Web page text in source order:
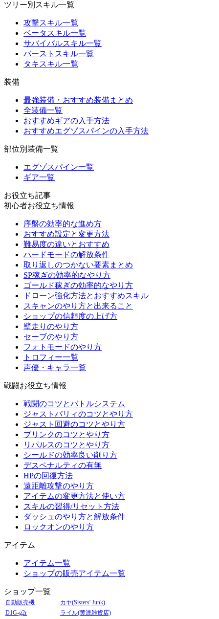
ツリー別スキル一覧
攻撃スキル一覧
ベータスキル一覧
サバイバルスキル一覧
バーストスキル一覧
タキスキル一覧
装備
最強装備・おすすめ装備まとめ
全装備一覧
おすすめギアの入手方法
おすすめエグゾスパインの入手方法
部位別装備一覧
エグゾスパイン一覧
ギア一覧
お役立ち記事
初心者お役立ち情報
序盤の効率的な進め方
おすすめ設定と変更方法
難易度の違いとおすすめ
ハードモードの解放条件
取り返しのつかない要素まとめ
SP稼ぎの効率的なやり方
ゴールド稼ぎの効率的なやり方
ドローン強化方法とおすすめスキル
スキャンのやり方と出来ること
ショップの信頼度の上げ方
壁走りのやり方
セーブのやり方
フォトモードのやり方
トロフィー一覧
声優・キャラ一覧
戦闘お役立ち情報
戦闘のコツとバトルシステム
ジャストパリィのコツとやり方
ジャスト回避のコツとやり方
ブリンクのコツとやり方
リパルスのコツとやり方
シールドの効率良い削り方
デスペナルティの有無
HPの回復方法
遠距離攻撃のやり方
アイテムの変更方法と使い方
スキルの習得/リセット方法
ダッシュのやり方と解放条件
ロックオンのやり方
アイテム
アイテム一覧
ショップの販売アイテム一覧
ショップ一覧
自動販売機
カヤ(Sisters' Junk)
D1G-g2r
ライル(黄連雑貨店)